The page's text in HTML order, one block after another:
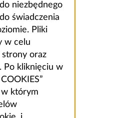
niezbędnego
świadczenia
Pliki
w celu
strony oraz
Po kliknięciu w
którym